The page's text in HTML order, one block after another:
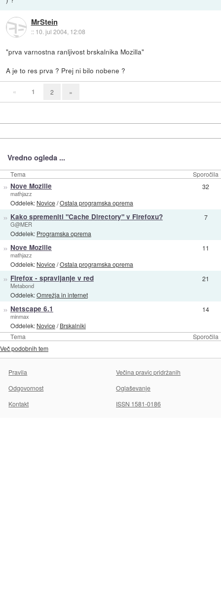
MrStein
:: 10. jul 2004, 12:08
"prva varnostna ranljivost brskalnika Mozilla"
A je to res prva ? Prej ni bilo nobene ?
« 1 2 »
Vredno ogleda ...
Tema Sporočila
Tema Sporočila
» Nove Mozille
mathjazz
Oddelek: Novice/Ostala programska oprema
32
» Kako spremeniti "Cache Directory" v Firefoxu?
G@MER
Oddelek: Programska oprema
7
» Nove Mozille
mathjazz
Oddelek: Novice/Ostala programska oprema
11
» Firefox - spravljanje v red
Metabond
Oddelek:Omrežja in internet
21
» Netscape 6.1
minmax
Oddelek: Novice/Brskalniki
14
Več podobnih tem
Pravila
Večina pravic pridržanih
Odgovornost
Oglaševanje
Kontakt
ISSN 1581-0186